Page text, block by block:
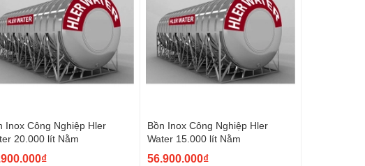
Inox Công Nghiệp Hler
20.000 lít Nằm
Bồn Inox Công Nghiệp Hler
Water 15.000 lít Nằm
56.900.000₫